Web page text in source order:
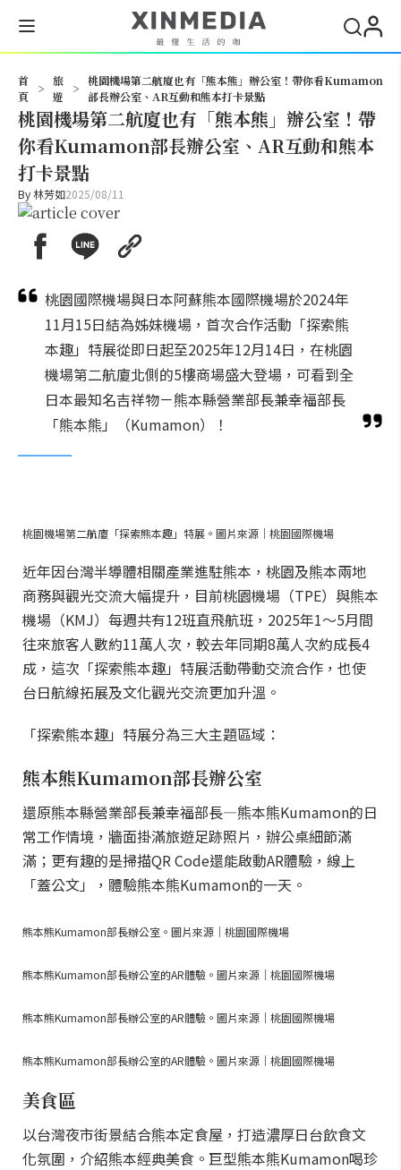
首
頁
>
旅
遊
>
桃園機場第二航廈也有「熊本熊」辦公室！帶你看Kumamon
部長辦公室、AR互動和熊本打卡景點
桃園機場第二航廈也有「熊本熊」辦公室！帶
你看Kumamon部長辦公室、AR互動和熊本
打卡景點
By林芳如2025/08/11
桃園國際機場與日本阿蘇熊本國際機場於2024年
11月15日結為姊妹機場，首次合作活動「探索熊
本趣」特展從即日起至2025年12月14日，在桃園
機場第二航廈北側的5樓商場盛大登場，可看到全
日本最知名吉祥物－熊本縣營業部長兼幸福部長
「熊本熊」（Kumamon）！
桃園機場第二航廈「探索熊本趣」特展。圖片來源｜桃園國際機場
近年因台灣半導體相關產業進駐熊本，桃園及熊本兩地
商務與觀光交流大幅提升，目前桃園機場（TPE）與熊本
機場（KMJ）每週共有12班直飛航班，2025年1～5月間
往來旅客人數約11萬人次，較去年同期8萬人次約成長4
成，這次「探索熊本趣」特展活動帶動交流合作，也使
台日航線拓展及文化觀光交流更加升溫。
「探索熊本趣」特展分為三大主題區域：
熊本熊Kumamon部長辦公室
還原熊本縣營業部長兼幸福部長—熊本熊Kumamon的日
常工作情境，牆面掛滿旅遊足跡照片，辦公桌細節滿
滿；更有趣的是掃描QR Code還能啟動AR體驗，線上
「蓋公文」，體驗熊本熊Kumamon的一天。
熊本熊Kumamon部長辦公室。圖片來源｜桃園國際機場
熊本熊Kumamon部長辦公室的AR體驗。圖片來源｜桃園國際機場
熊本熊Kumamon部長辦公室的AR體驗。圖片來源｜桃園國際機場
熊本熊Kumamon部長辦公室的AR體驗。圖片來源｜桃園國際機場
美食區
以台灣夜市街景結合熊本定食屋，打造濃厚日台飲食文
化氛圍，介紹熊本經典美食。巨型熊本熊Kumamon喝珍